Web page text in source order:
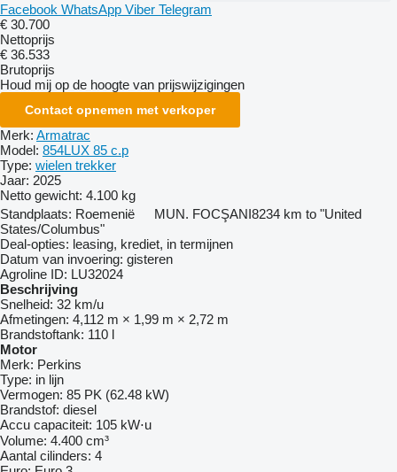
Facebook WhatsApp Viber Telegram
€ 30.700
Nettoprijs
€ 36.533
Brutoprijs
Houd mij op de hoogte van prijswijzigingen
Contact opnemen met verkoper
Merk: Armatrac
Model: 854LUX 85 c.p
Type: wielen trekker
Jaar: 2025
Netto gewicht: 4.100 kg
Standplaats: Roemenië MUN. FOCŞANI8234 km to "United
States/Columbus"
Deal-opties: leasing, krediet, in termijnen
Datum van invoering: gisteren
Agroline ID: LU32024
Beschrijving
Snelheid: 32 km/u
Afmetingen: 4,112 m × 1,99 m × 2,72 m
Brandstoftank: 110 l
Motor
Merk: Perkins
Type: in lijn
Vermogen: 85 PK (62.48 kW)
Brandstof: diesel
Accu capaciteit: 105 kW⋅u
Volume: 4.400 cm³
Aantal cilinders: 4